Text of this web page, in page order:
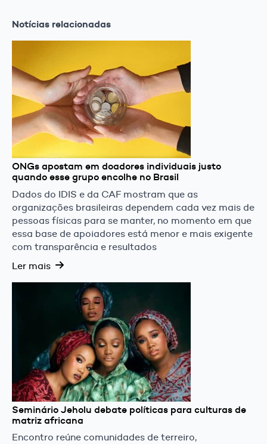
Notícias relacionadas
ONGs apostam em doadores individuais justo
quando esse grupo encolhe no Brasil
Dados do IDIS e da CAF mostram que as
organizações brasileiras dependem cada vez mais de
pessoas físicas para se manter, no momento em que
essa base de apoiadores está menor e mais exigente
com transparência e resultados
Ler mais
Seminário Jeholu debate políticas para culturas de
matriz africana
Encontro reúne comunidades de terreiro,